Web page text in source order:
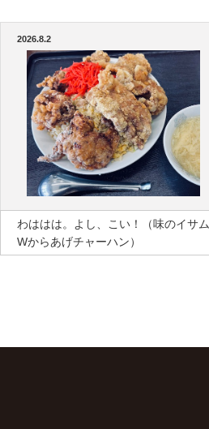
2026.8.2
わははは。よし、こい！（味のイサム
Wからあげチャーハン）